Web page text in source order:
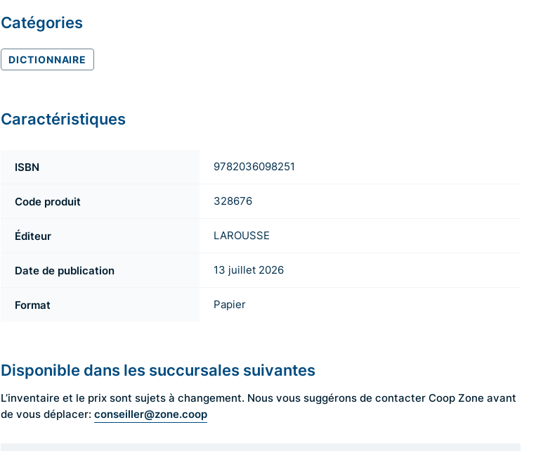
Catégories
DICTIONNAIRE
Caractéristiques
ISBN 9782036098251
Code produit 328676
Éditeur LAROUSSE
Date de publication 13 juillet 2026
Format Papier
Disponible dans les succursales suivantes
L’inventaire et le prix sont sujets à changement. Nous vous suggérons de contacter Coop Zone avant
de vous déplacer: conseiller@zone.coop